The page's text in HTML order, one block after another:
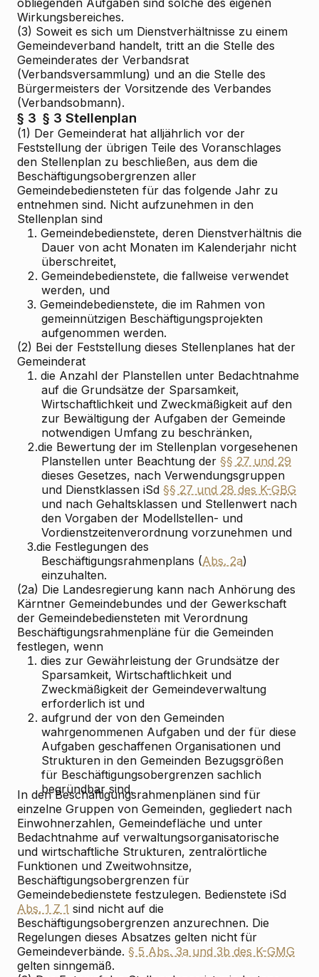
Wirkungsbereiches.
(3) Soweit es sich um Dienstverhältnisse zu einem
Gemeindeverband handelt, tritt an die Stelle des
Gemeinderates der Verbandsrat
(Verbandsversammlung) und an die Stelle des
Bürgermeisters der Vorsitzende des Verbandes
(Verbandsobmann).
§ 3 § 3 Stellenplan
(1) Der Gemeinderat hat alljährlich vor der
Feststellung der übrigen Teile des Voranschlages
den Stellenplan zu beschließen, aus dem die
Beschäftigungsobergrenzen aller
Gemeindebediensteten für das folgende Jahr zu
entnehmen sind. Nicht aufzunehmen in den
Stellenplan sind
1. Gemeindebedienstete, deren Dienstverhältnis die
Dauer von acht Monaten im Kalenderjahr nicht
überschreitet,
2. Gemeindebedienstete, die fallweise verwendet
werden, und
3. Gemeindebedienstete, die im Rahmen von
gemeinnützigen Beschäftigungsprojekten
aufgenommen werden.
(2) Bei der Feststellung dieses Stellenplanes hat der
Gemeinderat
1. die Anzahl der Planstellen unter Bedachtnahme
auf die Grundsätze der Sparsamkeit,
Wirtschaftlichkeit und Zweckmäßigkeit auf den
zur Bewältigung der Aufgaben der Gemeinde
notwendigen Umfang zu beschränken,
2.die Bewertung der im Stellenplan vorgesehenen
Planstellen unter Beachtung der §§ 27 und 29
dieses Gesetzes, nach Verwendungsgruppen
und Dienstklassen iSd §§ 27 und 28 des K-GBG
und nach Gehaltsklassen und Stellenwert nach
den Vorgaben der Modellstellen- und
Vordienstzeitenverordnung vorzunehmen und
3.die Festlegungen des
Beschäftigungsrahmenplans (Abs. 2a)
einzuhalten.
(2a) Die Landesregierung kann nach Anhörung des
Kärntner Gemeindebundes und der Gewerkschaft
der Gemeindebediensteten mit Verordnung
Beschäftigungsrahmenpläne für die Gemeinden
festlegen, wenn
1. dies zur Gewährleistung der Grundsätze der
Sparsamkeit, Wirtschaftlichkeit und
Zweckmäßigkeit der Gemeindeverwaltung
erforderlich ist und
2. aufgrund der von den Gemeinden
wahrgenommenen Aufgaben und der für diese
Aufgaben geschaffenen Organisationen und
Strukturen in den Gemeinden Bezugsgrößen
für Beschäftigungsobergrenzen sachlich
begründbar sind.
In den Beschäftigungsrahmenplänen sind für
einzelne Gruppen von Gemeinden, gegliedert nach
Einwohnerzahlen, Gemeindefläche und unter
Bedachtnahme auf verwaltungsorganisatorische
und wirtschaftliche Strukturen, zentralörtliche
Funktionen und Zweitwohnsitze,
Beschäftigungsobergrenzen für
Gemeindebedienstete festzulegen. Bedienstete iSd
Abs. 1 Z 1 sind nicht auf die
Beschäftigungsobergrenzen anzurechnen. Die
Regelungen dieses Absatzes gelten nicht für
Gemeindeverbände. § 5 Abs. 3a und 3b des K-GMG
gelten sinngemäß.